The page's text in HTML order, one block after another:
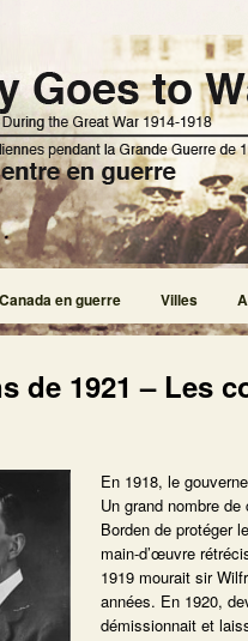
Canada en guerre Villes
de 1921 – Les
En 1918, le
Un grand nombre
Borden de protéger
main-d’œuvre
1919 mourait sir
années. En 1920,
démissionnait et